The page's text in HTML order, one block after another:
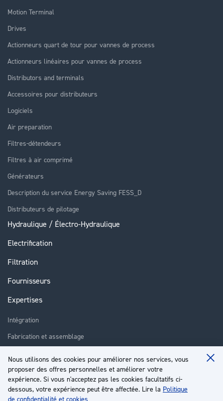
Nous utilisons des cookies pour améliorer nos services, vous
proposer des offres personnelles et améliorer votre
expérience. Si vous n'acceptez pas les cookies facultatifs ci-
dessous, votre expérience peut être affectée. Lire la Politique
de confidentialité et cookies
Motion Terminal
Drives
Actionneurs quart de tour pour vannes de process
Actionneurs linéaires pour vannes de process
Distributors and terminals
Accessoires pour distributeurs
Logiciels
Air preparation
Filtres-détendeurs
Filtres à air comprimé
Générateurs
Description du service Energy Saving FESS_D
Distributeurs de pilotage
Hydraulique / Électro-Hydraulique
Electrification
Filtration
Fournisseurs
Expertises
Intégration
Fabrication et assemblage
Réparation
Formation